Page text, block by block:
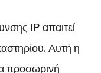
IP απαιτεί
Αυτή η
προσωρινή